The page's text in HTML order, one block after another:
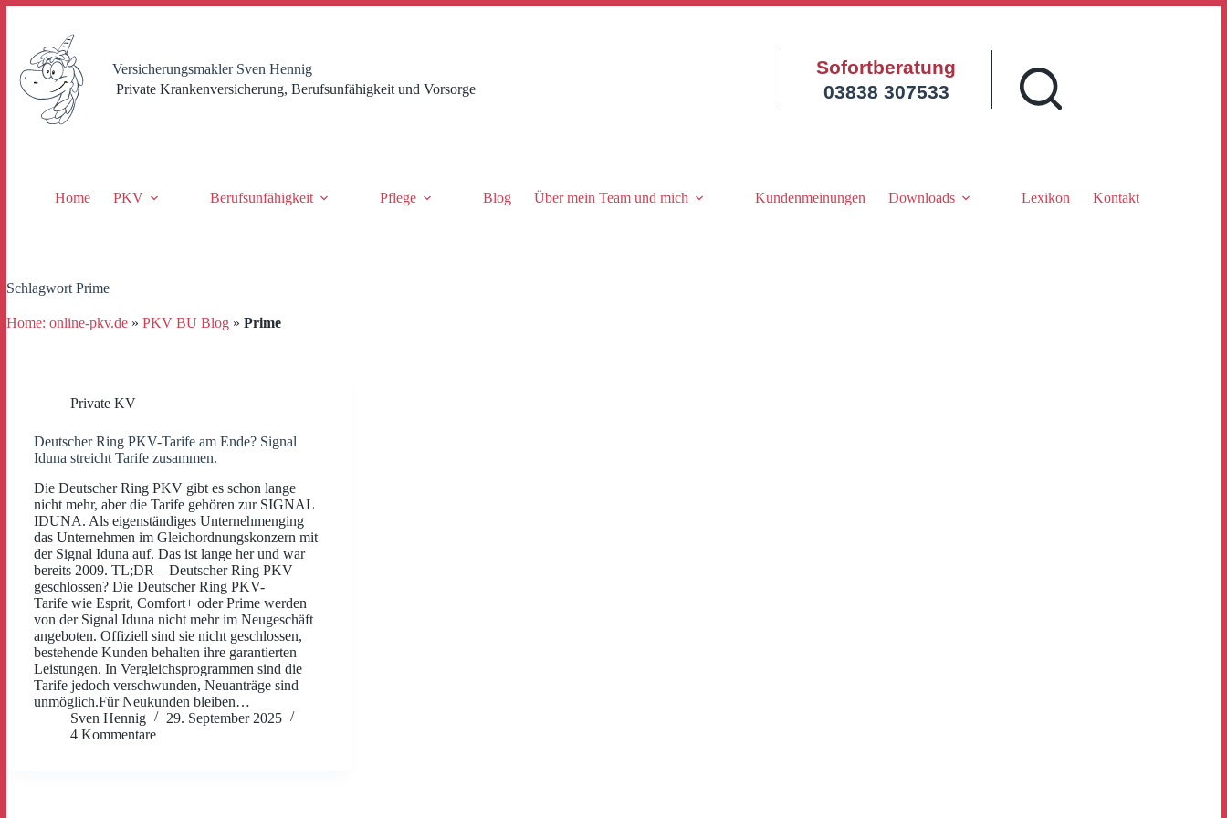
springen
Versicherungsmakler Sven Hennig
Private Krankenversicherung, Berufsunfähigkeit und Vorsorge
Sofortberatung
03838 307533
Home PKV Berufsunfähigkeit Pflege Blog Über mein Team und mich Kundenmeinungen Downloads Lexikon Kontakt
Schlagwort Prime
Home: online-pkv.de » PKV BU Blog » Prime
Private KV
Deutscher Ring PKV-Tarife am Ende? Signal
Iduna streicht Tarife zusammen.
Die Deutscher Ring PKV gibt es schon lange
nicht mehr, aber die Tarife gehören zur SIGNAL
IDUNA. Als eigenständiges Unternehmenging
das Unternehmen im Gleichordnungskonzern mit
der Signal Iduna auf. Das ist lange her und war
bereits 2009. TL;DR – Deutscher Ring PKV
geschlossen? Die Deutscher Ring PKV-
Tarife wie Esprit, Comfort+ oder Prime werden
von der Signal Iduna nicht mehr im Neugeschäft
angeboten. Offiziell sind sie nicht geschlossen,
bestehende Kunden behalten ihre garantierten
Leistungen. In Vergleichsprogrammen sind die
Tarife jedoch verschwunden, Neuanträge sind
unmöglich.Für Neukunden bleiben…
Sven Hennig
29. September 2025
4 Kommentare